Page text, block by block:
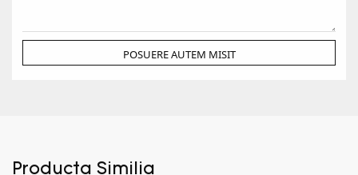
POSUERE AUTEM MISIT
Producta Similia